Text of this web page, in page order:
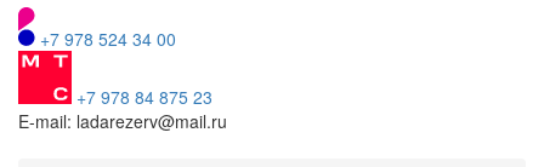
+7 978 524 34 00
+7 978 84 875 23
E-mail: ladarezerv@mail.ru